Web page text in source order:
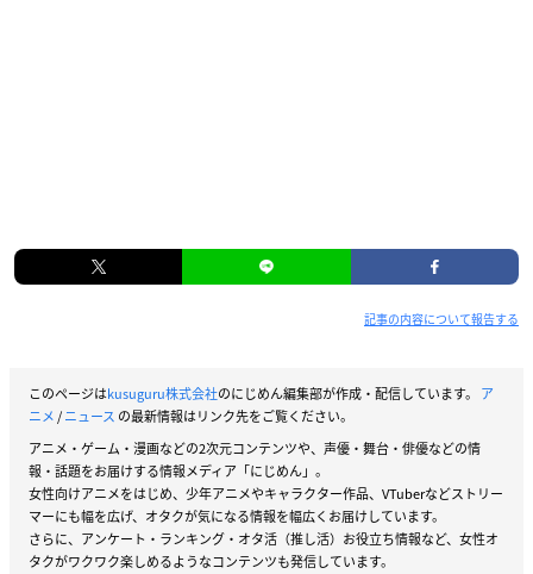
記事の内容について報告する
このページはkusuguru株式会社のにじめん編集部が作成・配信しています。 ア
ニメ/ニュース の最新情報はリンク先をご覧ください。
アニメ・ゲーム・漫画などの2次元コンテンツや、声優・舞台・俳優などの情
報・話題をお届けする情報メディア「にじめん」。
女性向けアニメをはじめ、少年アニメやキャラクター作品、VTuberなどストリー
マーにも幅を広げ、オタクが気になる情報を幅広くお届けしています。
さらに、アンケート・ランキング・オタ活（推し活）お役立ち情報など、女性オ
タクがワクワク楽しめるようなコンテンツも発信しています。